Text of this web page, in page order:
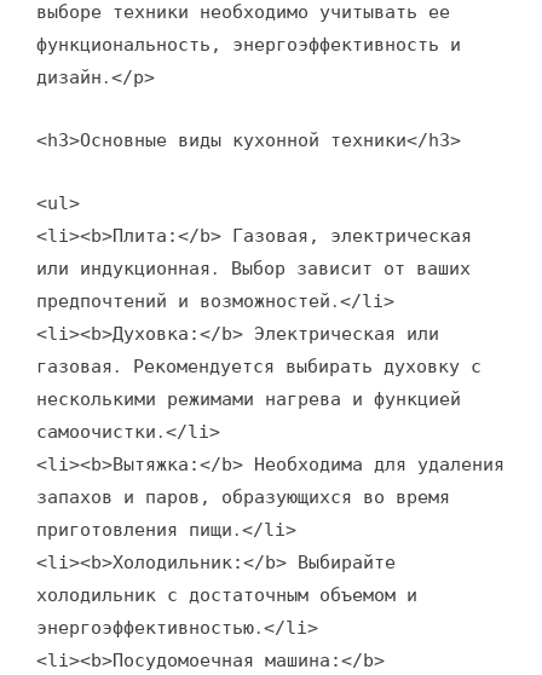
выборе техники необходимо учитывать ее
функциональность, энергоэффективность и
дизайн․</p>
<h3>Основные виды кухонной техники</h3>
<ul>
<li><b>Плита:</b> Газовая, электрическая
или индукционная․ Выбор зависит от ваших
предпочтений и возможностей․</li>
<li><b>Духовка:</b> Электрическая или
газовая․ Рекомендуется выбирать духовку с
несколькими режимами нагрева и функцией
самоочистки․</li>
<li><b>Вытяжка:</b> Необходима для удаления
запахов и паров, образующихся во время
приготовления пищи․</li>
<li><b>Холодильник:</b> Выбирайте
холодильник с достаточным объемом и
энергоэффективностью․</li>
<li><b>Посудомоечная машина:</b>